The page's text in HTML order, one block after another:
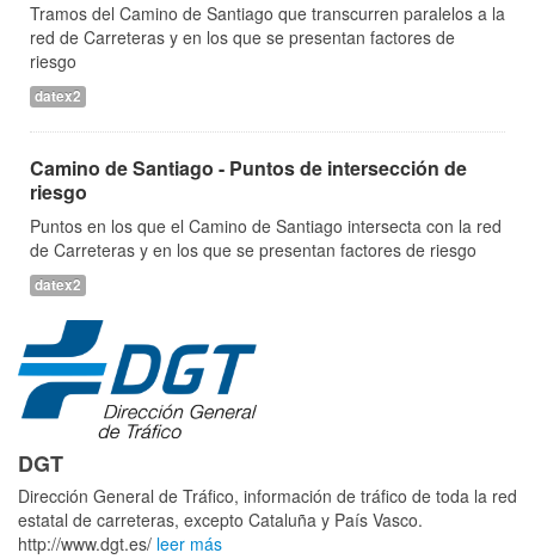
Tramos del Camino de Santiago que transcurren paralelos a la
red de Carreteras y en los que se presentan factores de
riesgo
datex2
Camino de Santiago - Puntos de intersección de
riesgo
Puntos en los que el Camino de Santiago intersecta con la red
de Carreteras y en los que se presentan factores de riesgo
datex2
DGT
Dirección General de Tráfico, información de tráfico de toda la red
estatal de carreteras, excepto Cataluña y País Vasco.
http://www.dgt.es/ leer más